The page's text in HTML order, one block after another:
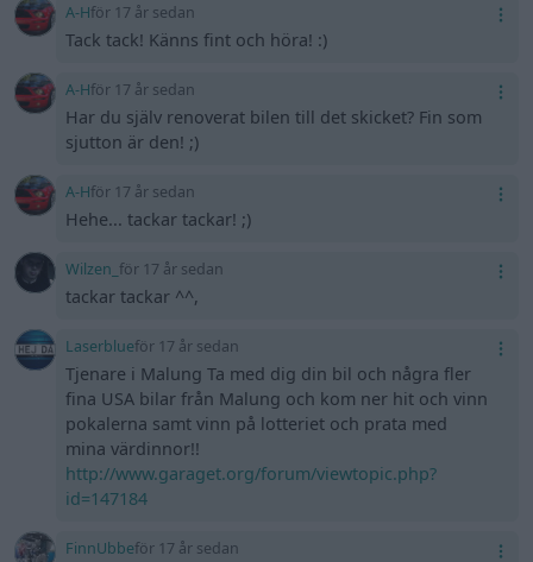
A-Hför 17 år sedan
Tack tack! Känns fint och höra! :)
A-Hför 17 år sedan
Har du själv renoverat bilen till det skicket? Fin som
sjutton är den! ;)
A-Hför 17 år sedan
Hehe... tackar tackar! ;)
Wilzen_ för 17 år sedan
tackar tackar ^^,
Laserblueför 17 år sedan
Tjenare i Malung Ta med dig din bil och några fler
fina USA bilar från Malung och kom ner hit och vinn
pokalerna samt vinn på lotteriet och prata med
mina värdinnor!!
http://www.garaget.org/forum/viewtopic.php?
id=147184
FinnUbbeför 17 år sedan